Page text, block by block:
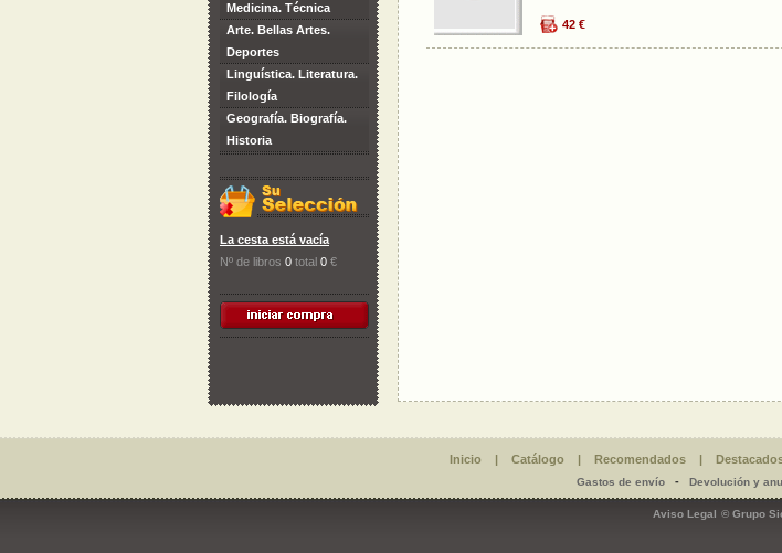
Medicina. Técnica
Arte. Bellas Artes.
Deportes
Linguística. Literatura.
Filología
Geografía. Biografía.
Historia
La cesta está vacía
Nº de libros 0 total 0 €
42 €
Inicio | Catálogo | Recomendados|
Gastos de envío- Devolución y
Aviso Legal © Grupo